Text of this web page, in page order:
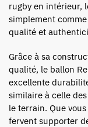
rugby en intérieur,
simplement
qualité et
Grâce à sa
qualité, le ballon
excellente
similaire à celle
le terrain. Que
fervent supporter